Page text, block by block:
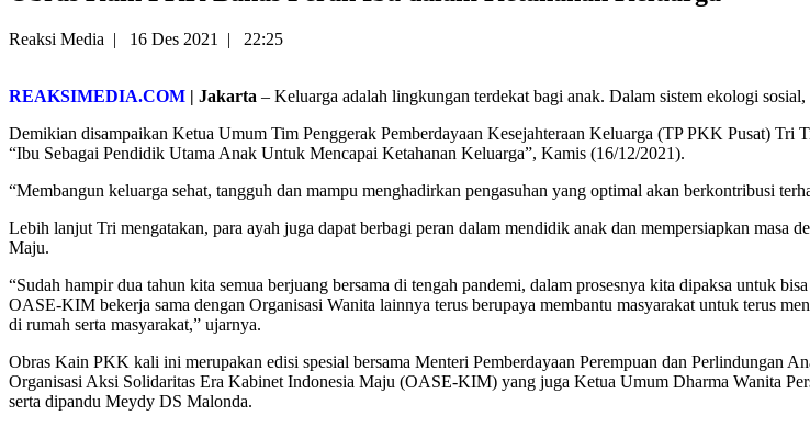
Reaksi Media | 16 Des 2021 | 22:25
REAKSIMEDIA.COM | Jakarta – Keluarga adalah lingkungan terdekat bagi anak. Dalam sistem ekologi
Demikian disampaikan Ketua Umum Tim Penggerak Pemberdayaan Kesejahteraan Keluarga (TP PKK Pusat)
“Ibu Sebagai Pendidik Utama Anak Untuk Mencapai Ketahanan Keluarga”, Kamis (16/12/2021).
“Membangun keluarga sehat, tangguh dan mampu menghadirkan pengasuhan yang optimal akan berkontribusi
Lebih lanjut Tri mengatakan, para ayah juga dapat berbagi peran dalam mendidik anak dan mempersiapkan masa
Maju.
“Sudah hampir dua tahun kita semua berjuang bersama di tengah pandemi, dalam prosesnya kita dipaksa untuk
OASE-KIM bekerja sama dengan Organisasi Wanita lainnya terus berupaya membantu masyarakat untuk terus
di rumah serta masyarakat,” ujarnya.
Obras Kain PKK kali ini merupakan edisi spesial bersama Menteri Pemberdayaan Perempuan dan
Organisasi Aksi Solidaritas Era Kabinet Indonesia Maju (OASE-KIM) yang juga Ketua Umum Dharma Wanita
serta dipandu Meydy DS Malonda.